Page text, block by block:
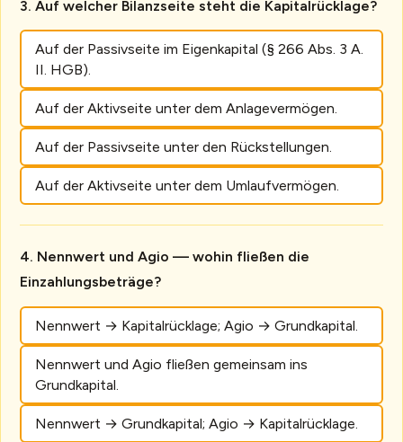
Auf welcher Bilanzseite steht die Kapitalrücklage?
Auf der Passivseite im Eigenkapital (§ 266 Abs. 3 A.
II. HGB).
Auf der Aktivseite unter dem Anlagevermögen.
Auf der Passivseite unter den Rückstellungen.
Auf der Aktivseite unter dem Umlaufvermögen.
Nennwert und Agio — wohin fließen die
Einzahlungsbeträge?
Nennwert → Kapitalrücklage; Agio → Grundkapital.
Nennwert und Agio fließen gemeinsam ins
Grundkapital.
Nennwert → Grundkapital; Agio → Kapitalrücklage.